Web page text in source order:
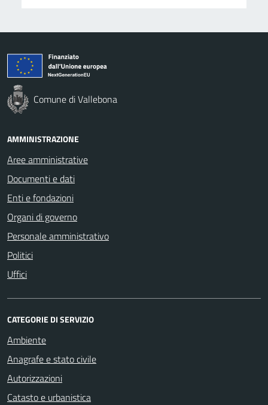
Comune di Vallebona
AMMINISTRAZIONE
Aree amministrative
Documenti e dati
Enti e fondazioni
Organi di governo
Personale amministrativo
Politici
Uffici
CATEGORIE DI SERVIZIO
Ambiente
Anagrafe e stato civile
Autorizzazioni
Catasto e urbanistica